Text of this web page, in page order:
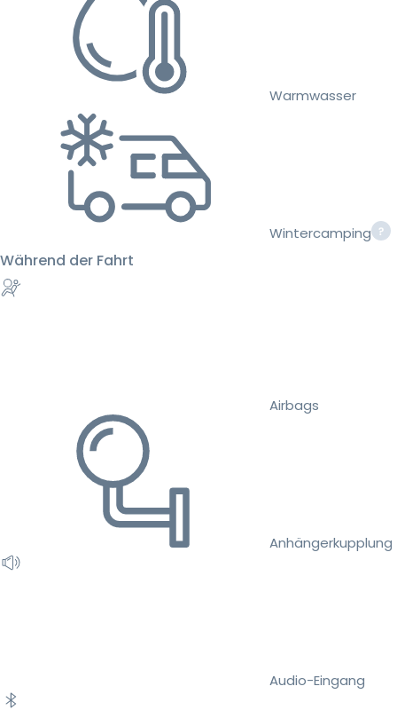
Warmwasser
Wintercamping
Während der Fahrt
Airbags
Anhängerkupplung
Audio-Eingang